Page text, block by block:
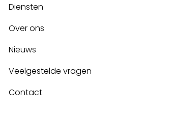
Diensten
Over ons
Nieuws
Veelgestelde vragen
Contact